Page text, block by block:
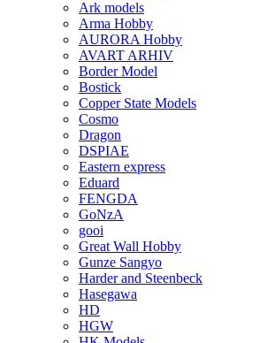
Ark models
Arma Hobby
AURORA Hobby
AVART ARHIV
Border Model
Bostick
Copper State Models
Cosmo
Dragon
DSPIAE
Eastern express
Eduard
FENGDA
GoNzA
gooi
Great Wall Hobby
Gunze Sangyo
Harder and Steenbeck
Hasegawa
HD
HGW